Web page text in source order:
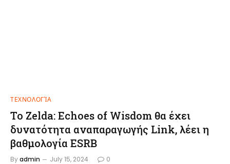
ΤΕΧΝΟΛΟΓΊΑ
Το Zelda: Echoes of Wisdom θα έχει
δυνατότητα αναπαραγωγής Link, λέει η
βαθμολογία ESRB
Byadmin July 15, 2024 0